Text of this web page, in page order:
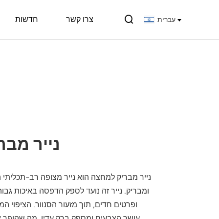
חדשות צרו קשר  עברית
נייר
נייר מבריק למחצה הוא נייר מצופה רב-תכליתי
ומבריק. נייר זה נועד לספק הדפסה באיכות
ופרטים חדים, תוך מזעור הסנוור.